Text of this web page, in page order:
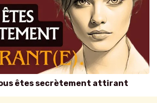
êtes secrètement attirant